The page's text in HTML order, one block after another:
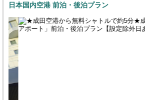
日本国内空港 前泊・後泊プラン